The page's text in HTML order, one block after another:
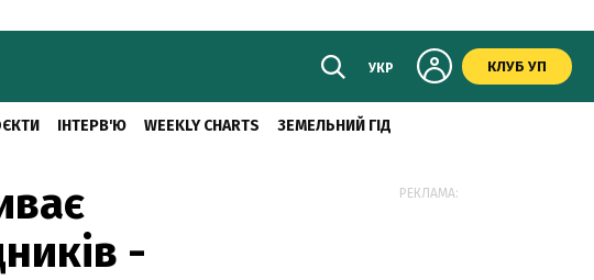
УКР КЛУБ УП
ІНТЕРВ'Ю WEEKLY CHARTS ЗЕМЕЛЬНИЙ ГІД
-
РЕКЛАМА: